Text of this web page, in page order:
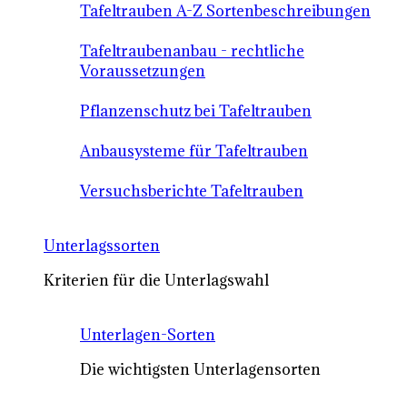
Tafeltrauben A-Z Sortenbeschreibungen
Tafeltraubenanbau - rechtliche
Voraussetzungen
Pflanzenschutz bei Tafeltrauben
Anbausysteme für Tafeltrauben
Versuchsberichte Tafeltrauben
Unterlagssorten
Kriterien für die Unterlagswahl
Unterlagen-Sorten
Die wichtigsten Unterlagensorten